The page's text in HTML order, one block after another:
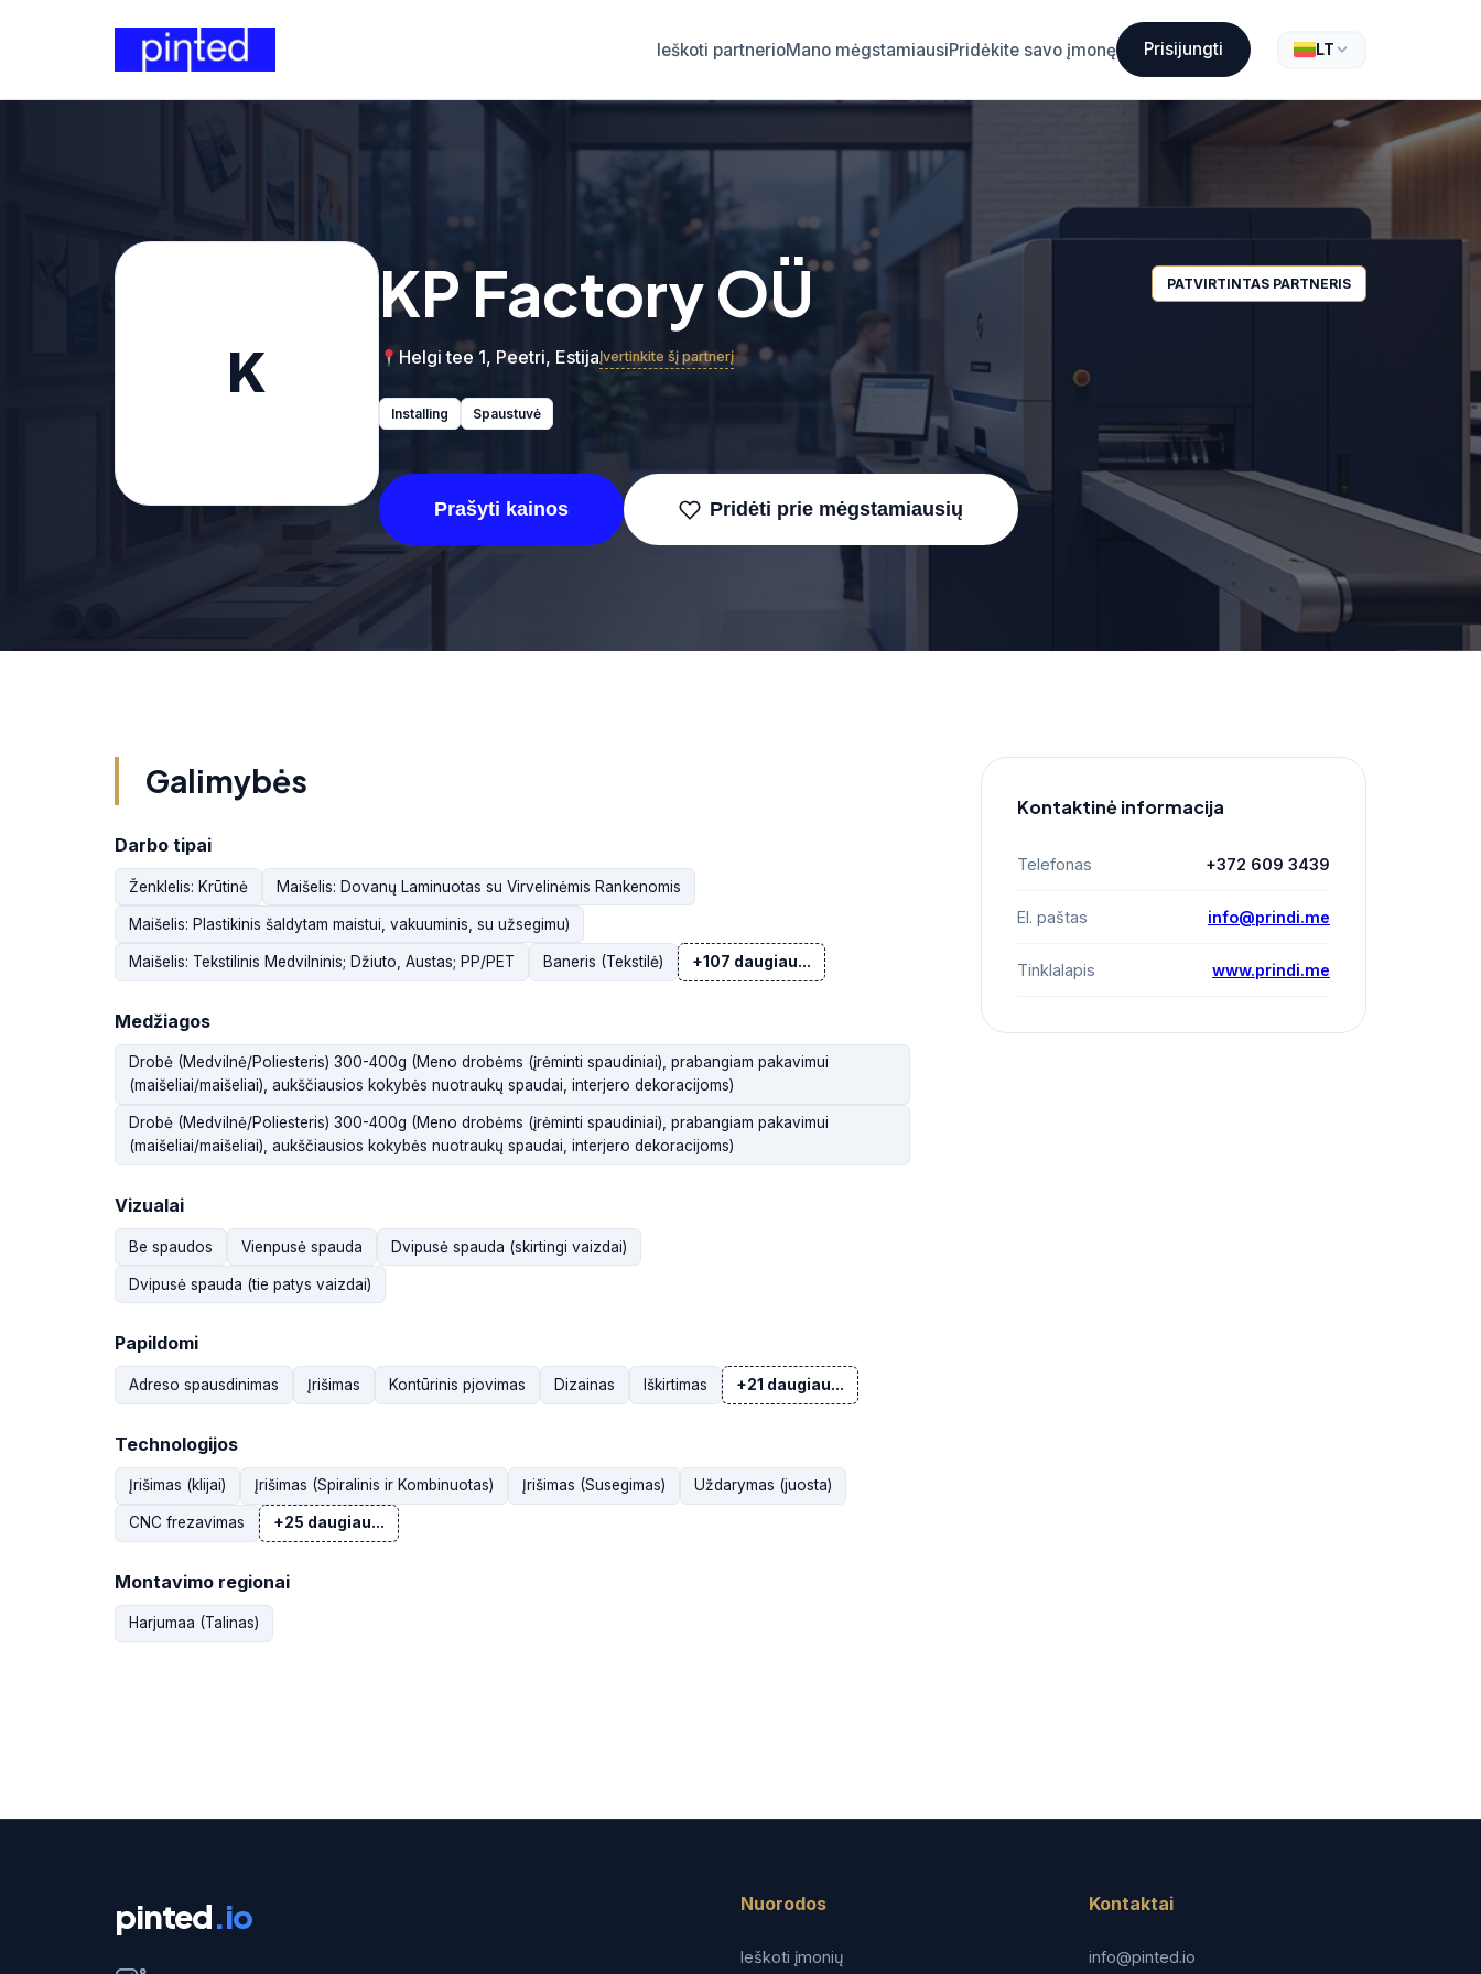
Ieškoti partnerioMano mėgstamiausiPridėkite savo įmonę Prisijungti LT
K
KP Factory OÜ PATVIRTINTAS PARTNERIS
Helgi tee 1, Peetri, EstijaĮvertinkite šį partnerį
Installing Spaustuvė
Prašyti kainos Pridėti prie mėgstamiausių
Galimybės
Darbo tipai
Ženklelis: Krūtinė Maišelis: Dovanų Laminuotas su Virvelinėmis Rankenomis
Maišelis: Plastikinis šaldytam maistui, vakuuminis, su užsegimu)
Maišelis: Tekstilinis Medvilninis; Džiuto, Austas; PP/PET Baneris (Tekstilė) +107 daugiau...
Medžiagos
Drobė (Medvilnė/Poliesteris) 300-400g (Meno drobėms (įrėminti spaudiniai), prabangiam pakavimui
(maišeliai/maišeliai), aukščiausios kokybės nuotraukų spaudai, interjero dekoracijoms)
Drobė (Medvilnė/Poliesteris) 300-400g (Meno drobėms (įrėminti spaudiniai), prabangiam pakavimui
(maišeliai/maišeliai), aukščiausios kokybės nuotraukų spaudai, interjero dekoracijoms)
Vizualai
Be spaudos Vienpusė spauda Dvipusė spauda (skirtingi vaizdai)
Dvipusė spauda (tie patys vaizdai)
Papildomi
Adreso spausdinimas Įrišimas Kontūrinis pjovimas Dizainas Iškirtimas +21 daugiau...
Technologijos
Įrišimas (klijai) Įrišimas (Spiralinis ir Kombinuotas) Įrišimas (Susegimas) Uždarymas (juosta)
CNC frezavimas +25 daugiau...
Montavimo regionai
Harjumaa (Talinas)
Kontaktinė informacija
Telefonas +372 609 3439
El. paštas info@prindi.me
Tinklalapis www.prindi.me
pinted.io Nuorodos
Ieškoti įmonių
Kontaktai
info@pinted.io